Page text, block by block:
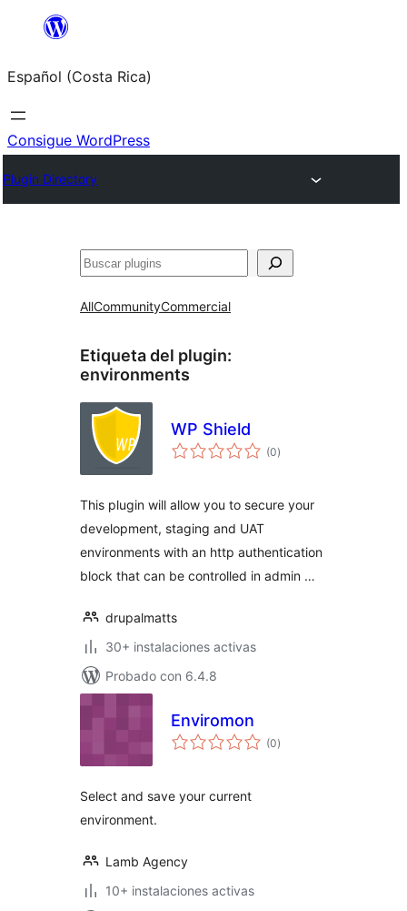
Saltar
contenido
Español (Costa Rica)
Consigue WordPress
Plugin Directory
Buscar
AllCommunityCommercial
Etiqueta del plugin:
environments
WP Shield
(0total
de
)
This plugin will allow you to secure your
development, staging and UAT
environments with an http authentication
block that can be controlled in admin …
drupalmatts
30+ instalaciones activas
Probado con 6.4.8
Enviromon
(0total
de
)
Select and save your current
environment.
Lamb Agency
10+ instalaciones activas